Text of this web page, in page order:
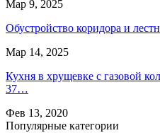
Мар 9, 2025
Обустройство коридора и
Мар 14, 2025
Кухня в хрущевке с газовой
37…
Фев 13, 2020
Популярные категории